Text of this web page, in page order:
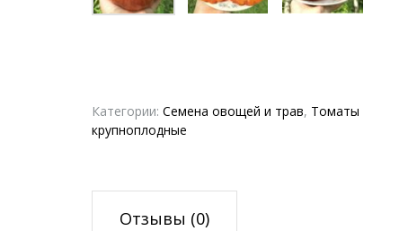
Категории: Семена овощей и трав, Томаты
крупноплодные
Отзывы (0)